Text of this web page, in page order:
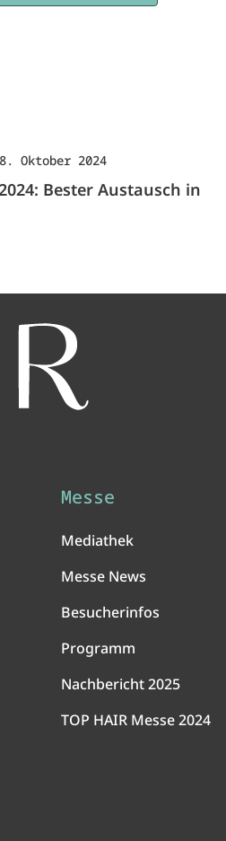
Oktober 2024
Bester Austausch in
Messe
Mediathek
Messe News
Besucherinfos
Programm
Nachbericht 2025
TOP HAIR Messe 2024